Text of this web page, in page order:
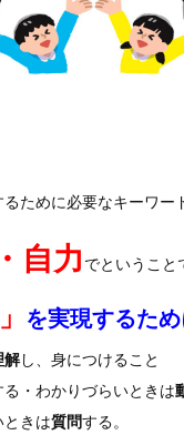
ために必要なキーワー
・自力 でということ
を実現するた
解し、身につけること
る・わかりづらいときは
ときは質問する。